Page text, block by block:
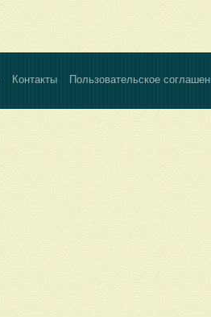
Контакты Пользовательское